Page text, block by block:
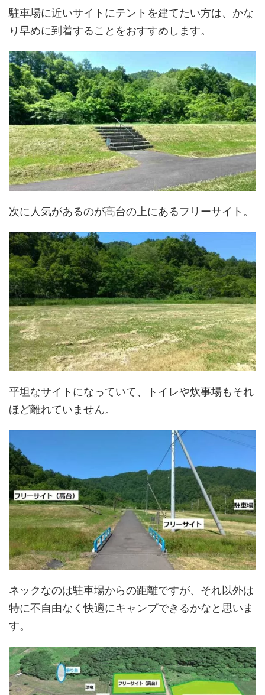
駐車場に近いサイトにテントを建てたい方は、かな
り早めに到着することをおすすめします。
次に人気があるのが高台の上にあるフリーサイト。
平坦なサイトになっていて、トイレや炊事場もそれ
ほど離れていません。
ネックなのは駐車場からの距離ですが、それ以外は
特に不自由なく快適にキャンプできるかなと思いま
す。